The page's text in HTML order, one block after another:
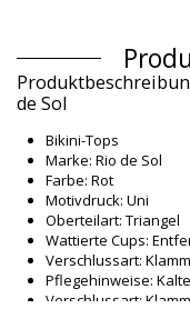
de Sol
Bikini-Tops
Marke: Rio de Sol
Farbe: Rot
Motivdruck: Uni
Oberteilart: Triangel
Wattierte Cups:
Verschlussart:
Pflegehinweise:
Verschlussart: